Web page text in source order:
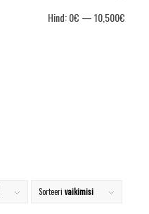
Sorteerivaikimisi
Hind:0€ —10,500€